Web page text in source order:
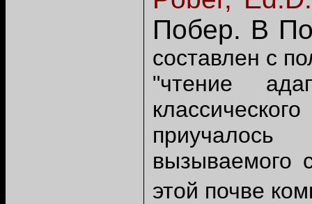
Побер. В
составлен с
"чтение
приучалось
вызываемого
этой почве